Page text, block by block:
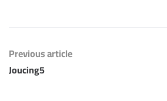
Previous article
Joucing5